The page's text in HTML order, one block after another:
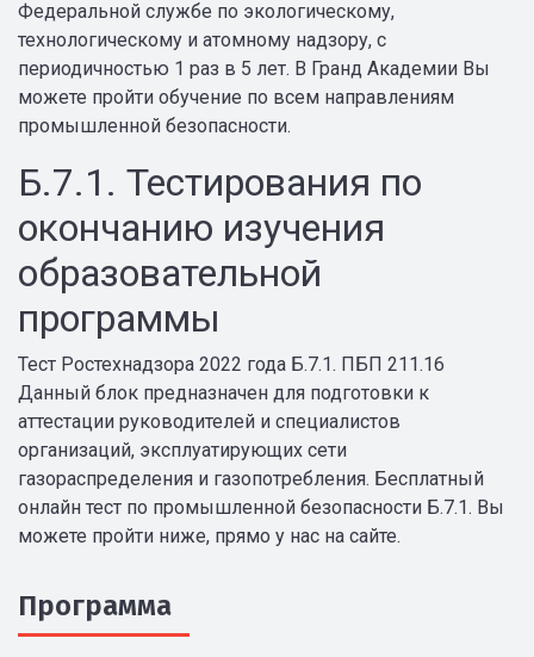
Федеральной службе по экологическому,
технологическому и атомному надзору, с
периодичностью 1 раз в 5 лет. В Гранд Академии Вы
можете пройти обучение по всем направлениям
промышленной безопасности.
Б.7.1. Тестирования по
окончанию изучения
образовательной
программы
Тест Ростехнадзора 2022 года Б.7.1. ПБП 211.16
Данный блок предназначен для подготовки к
аттестации руководителей и специалистов
организаций, эксплуатирующих сети
газораспределения и газопотребления. Бесплатный
онлайн тест по промышленной безопасности Б.7.1. Вы
можете пройти ниже, прямо у нас на сайте.
Программа